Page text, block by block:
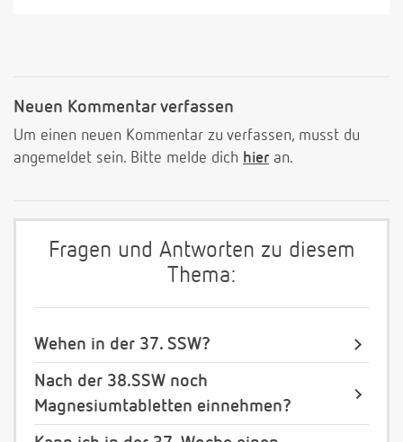
Neuen Kommentar verfassen
Um einen neuen Kommentar zu verfassen, musst du
angemeldet sein. Bitte melde dich hier an.
Fragen und Antworten zu diesem
Thema:
Wehen in der 37. SSW?
Nach der 38.SSW noch
Magnesiumtabletten einnehmen?